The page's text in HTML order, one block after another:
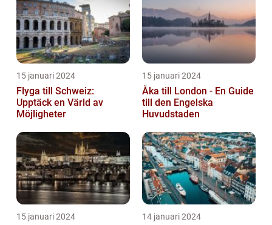
15 januari 2024
Flyga till Schweiz:
Upptäck en Värld av
Möjligheter
15 januari 2024
Åka till London - En Guide
till den Engelska
Huvudstaden
15 januari 2024 14 januari 2024